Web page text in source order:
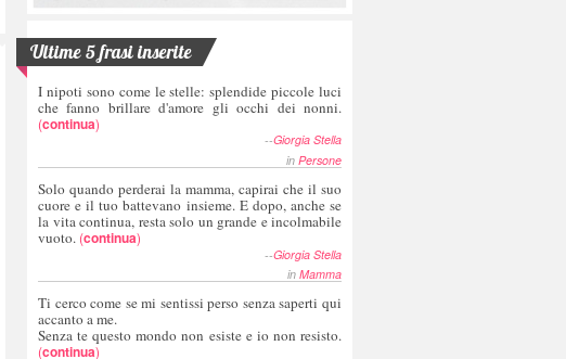
Ultime 5 frasi inserite
I nipoti sono come le stelle: splendide piccole luci
che fanno brillare d'amore gli occhi dei nonni.
(continua)
--Giorgia Stella
in Persone
Solo quando perderai la mamma, capirai che il suo
cuore e il tuo battevano insieme. E dopo, anche se
la vita continua, resta solo un grande e incolmabile
vuoto. (continua)
--Giorgia Stella
in Mamma
Ti cerco come se mi sentissi perso senza saperti qui
accanto a me.
Senza te questo mondo non esiste e io non resisto.
(continua)